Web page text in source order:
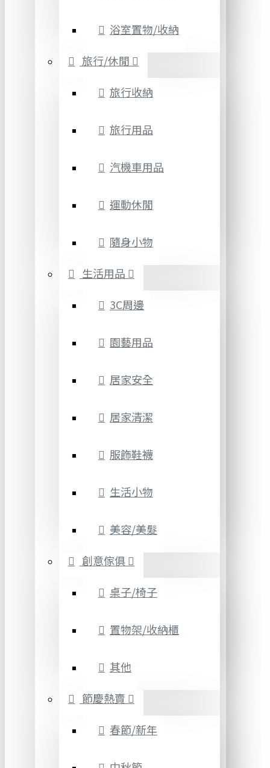
浴室置物/收納
旅行/休閒
旅行收納
旅行用品
汽機車用品
運動休閒
隨身小物
生活用品
3C周邊
園藝用品
居家安全
居家清潔
服飾鞋襪
生活小物
美容/美髮
創意傢俱
桌子/椅子
置物架/收納櫃
其他
節慶熱賣
春節/新年